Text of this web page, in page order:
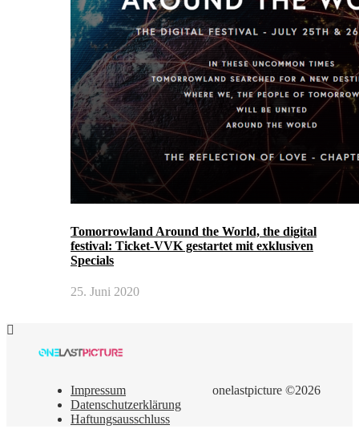
Tomorrowland Around the World, the digital
festival: Ticket-VVK gestartet mit exklusiven
Specials
25. Juni 2020
onelastpicture ©2026
Impressum
Datenschutzerklärung
Haftungsausschluss